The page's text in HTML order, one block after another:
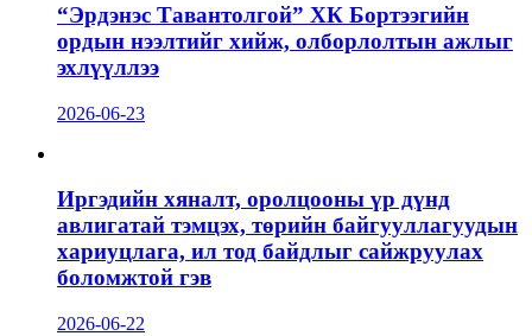
“Эрдэнэс Тавантолгой” ХК Бортээгийн
ордын нээлтийг хийж, олборлолтын ажлыг
эхлүүллээ
2026-06-23
Иргэдийн хяналт, оролцооны үр дүнд
авлигатай тэмцэх, төрийн байгууллагуудын
хариуцлага, ил тод байдлыг сайжруулах
боломжтой гэв
2026-06-22